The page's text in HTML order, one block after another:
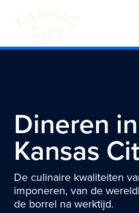
Bezoek KC
Dineren in
Kansas
De culinaire kwaliteiten
imponeren, van de
de borrel na werktijd.